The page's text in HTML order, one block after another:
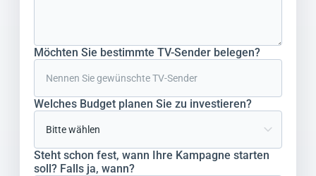
Möchten Sie bestimmte TV-Sender belegen?
Welches Budget planen Sie zu investieren?
Steht schon fest, wann Ihre Kampagne starten
soll? Falls ja, wann?